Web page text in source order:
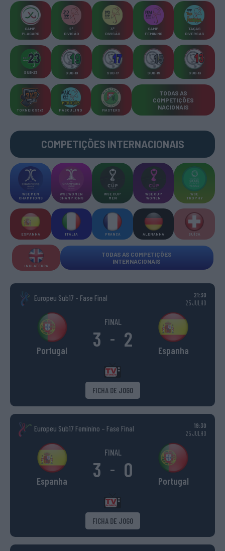
CAMP
PLACARD
2ª
DIVISÃO
3ª
DIVISÃO
CAMP
FEMININO
TAÇAS
DIVERSAS
SUB-23 SUB-19 SUB-17 SUB-15 SUB-13
TORNEIOS 3x3 MASCULINO MASTERS
TODAS AS
COMPETIÇÕES
NACIONAIS
COMPETIÇÕES INTERNACIONAIS
WSE MEN
CHAMPIONS
WSE WOMEN
CHAMPIONS
WSE CUP
MEN
WSE CUP
WOMEN
WSE
TROPHY
ESPANHA ITÁLIA FRANÇA ALEMANHA SUÍÇA
INGLATERRA
TODAS AS COMPETIÇÕES
INTERNACIONAIS
Europeu Sub17 - Fase Final
21:30
25 JULHO
Portugal
FINAL
3 - 2 Espanha
FICHA DE JOGO
Europeu Sub17 Feminino – Fase Final
19:30
25 JULHO
Espanha
FINAL
3 - 0 Portugal
FICHA DE JOGO